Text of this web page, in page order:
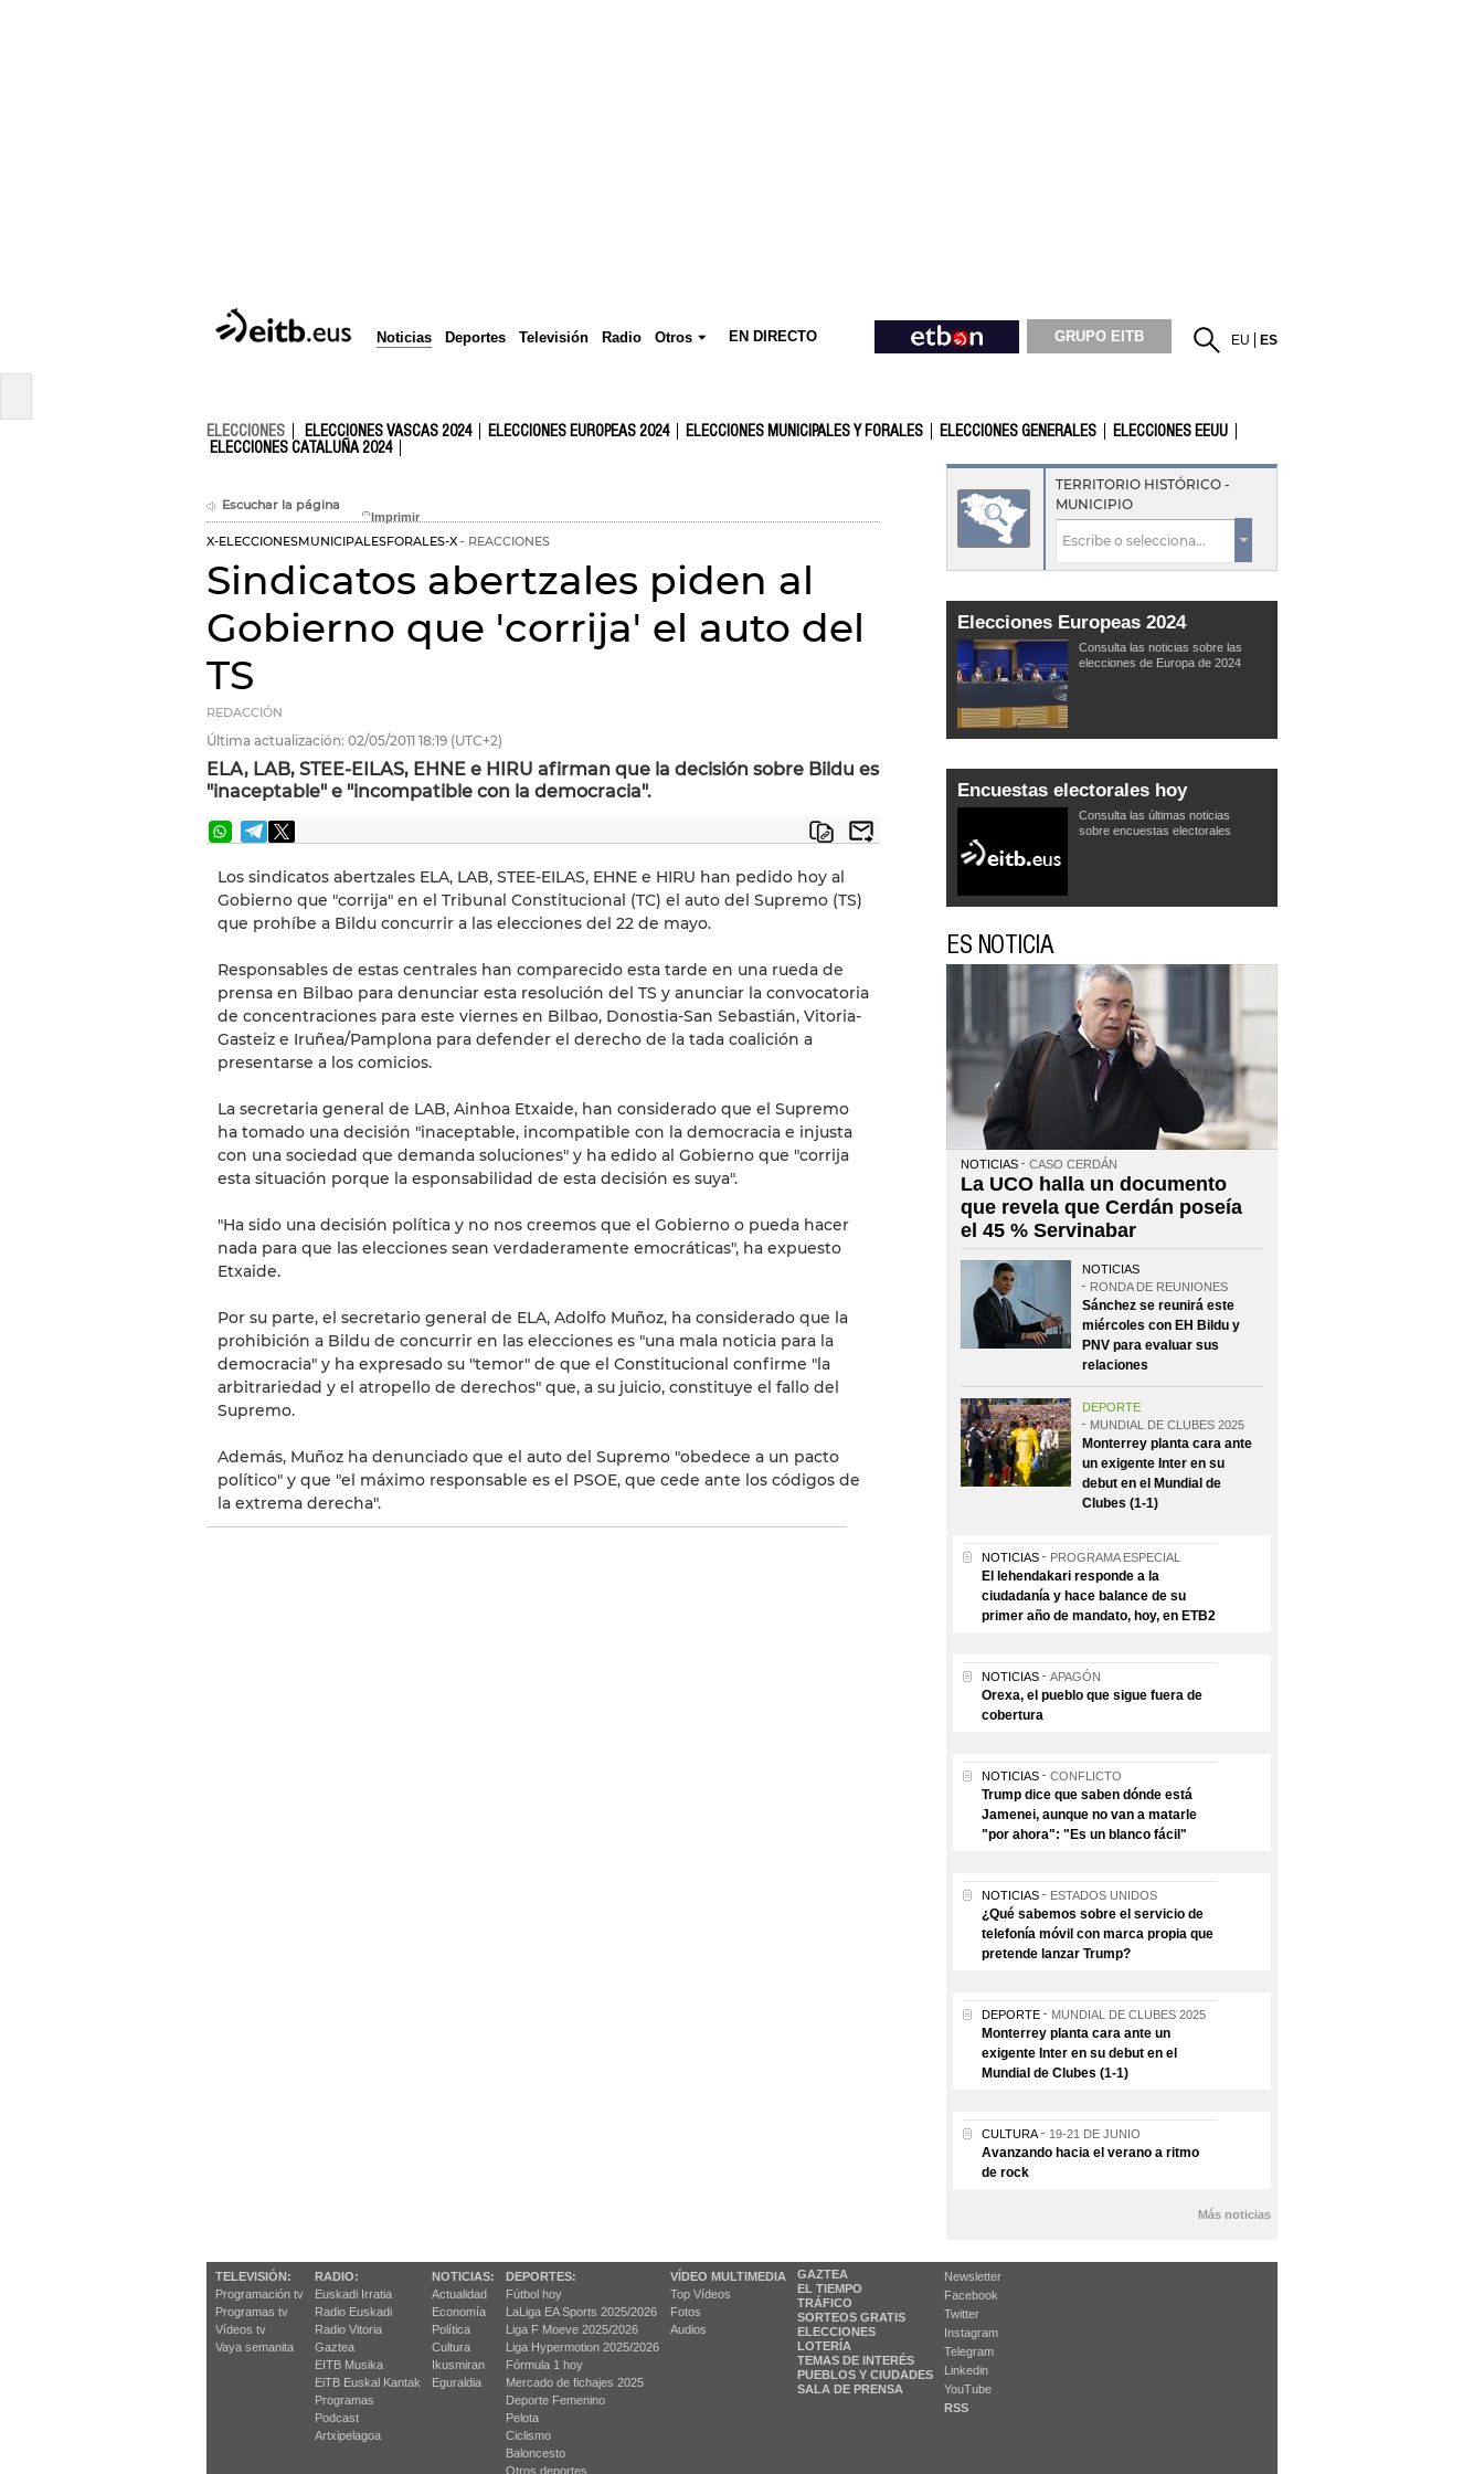
Noticias Deportes Televisión Radio Otros EN DIRECTO GRUPO EITB EU ES
ELECCIONES ELECCIONES VASCAS 2024 ELECCIONES EUROPEAS 2024 ELECCIONES MUNICIPALES Y FORALES ELECCIONES GENERALES
ELECCIONES EEUU
ELECCIONES CATALUÑA 2024
Escuchar la página
X-ELECCIONESMUNICIPALESFORALES-X REACCIONES
Sindicatos abertzales piden al
Gobierno que 'corrija' el auto del
TS
REDACCIÓN
Última actualización: 02/05/2011 18:19 (UTC+2)
ELA, LAB, STEE-EILAS, EHNE e HIRU afirman que la decisión sobre Bildu es
"inaceptable" e "incompatible con la democracia".
Los sindicatos abertzales ELA, LAB, STEE-EILAS, EHNE e HIRU han pedido hoy al
Gobierno que "corrija" en el Tribunal Constitucional (TC) el auto del Supremo (TS)
que prohíbe a Bildu concurrir a las elecciones del 22 de mayo.
Responsables de estas centrales han comparecido esta tarde en una rueda de
prensa en Bilbao para denunciar esta resolución del TS y anunciar la convocatoria
de concentraciones para este viernes en Bilbao, Donostia-San Sebastián, Vitoria-
Gasteiz e Iruñea/Pamplona para defender el derecho de la tada coalición a
presentarse a los comicios.
La secretaria general de LAB, Ainhoa Etxaide, han considerado que el Supremo
ha tomado una decisión "inaceptable, incompatible con la democracia e injusta
con una sociedad que demanda soluciones" y ha edido al Gobierno que "corrija
esta situación porque la esponsabilidad de esta decisión es suya".
"Ha sido una decisión política y no nos creemos que el Gobierno o pueda hacer
nada para que las elecciones sean verdaderamente emocráticas", ha expuesto
Etxaide.
Por su parte, el secretario general de ELA, Adolfo Muñoz, ha considerado que la
prohibición a Bildu de concurrir en las elecciones es "una mala noticia para la
democracia" y ha expresado su "temor" de que el Constitucional confirme "la
arbitrariedad y el atropello de derechos" que, a su juicio, constituye el fallo del
Supremo.
Además, Muñoz ha denunciado que el auto del Supremo "obedece a un pacto
político" y que "el máximo responsable es el PSOE, que cede ante los códigos de
la extrema derecha".
TERRITORIO HISTÓRICO -
MUNICIPIO
Elecciones Europeas 2024
Consulta las noticias sobre las
elecciones de Europa de 2024
Encuestas electorales hoy
Consulta las últimas noticias
sobre encuestas electorales
ES NOTICIA
NOTICIAS CASO CERDÁN
La UCO halla un documento
que revela que Cerdán poseía
el 45 % Servinabar
NOTICIAS
RONDA DE REUNIONES
Sánchez se reunirá este
miércoles con EH Bildu y
PNV para evaluar sus
relaciones
DEPORTE
MUNDIAL DE CLUBES 2025
Monterrey planta cara ante
un exigente Inter en su
debut en el Mundial de
Clubes (1-1)
NOTICIAS PROGRAMA ESPECIAL
El lehendakari responde a la
ciudadanía y hace balance de su
primer año de mandato, hoy, en ETB2
NOTICIAS APAGÓN
Orexa, el pueblo que sigue fuera de
cobertura
NOTICIAS CONFLICTO
Trump dice que saben dónde está
Jamenei, aunque no van a matarle
"por ahora": "Es un blanco fácil"
NOTICIAS ESTADOS UNIDOS
¿Qué sabemos sobre el servicio de
telefonía móvil con marca propia que
pretende lanzar Trump?
DEPORTE MUNDIAL DE CLUBES 2025
Monterrey planta cara ante un
exigente Inter en su debut en el
Mundial de Clubes (1-1)
CULTURA 19-21 DE JUNIO
Avanzando hacia el verano a ritmo
de rock
Más noticias
TELEVISIÓN:
Programación tv
Programas tv
Vídeos tv
Vaya semanita
RADIO:
Euskadi Irratia
Radio Euskadi
Radio Vitoria
Gaztea
EITB Musika
EiTB Euskal Kantak
Programas
Podcast
Artxipelagoa
NOTICIAS:
Actualidad
Economía
Política
Cultura
Ikusmiran
Eguraldia
DEPORTES:
Fútbol hoy
LaLiga EA Sports 2025/2026
Liga F Moeve 2025/2026
Liga Hypermotion 2025/2026
Fórmula 1 hoy
Mercado de fichajes 2025
Deporte Femenino
Pelota
Ciclismo
Baloncesto
Otros deportes
VÍDEO MULTIMEDIA
Top Vídeos
Fotos
Audios
GAZTEA
EL TIEMPO
TRÁFICO
SORTEOS GRATIS
ELECCIONES
LOTERÍA
TEMAS DE INTERÉS
PUEBLOS Y CIUDADES
SALA DE PRENSA
Newsletter
Facebook
Twitter
Instagram
Telegram
Linkedin
YouTube
RSS